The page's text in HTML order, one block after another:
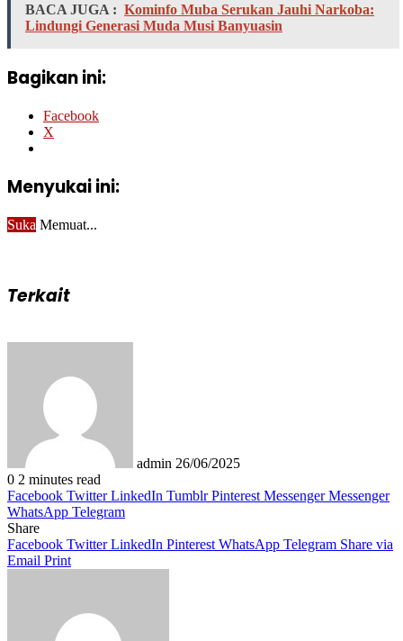
BACA JUGA : Kominfo Muba Serukan Jauhi Narkoba:
Lindungi Generasi Muda Musi Banyuasin
Bagikan ini:
Facebook
X
Menyukai ini:
Suka Memuat...
Terkait
admin 26/06/2025
0 2 minutes read
Facebook Twitter LinkedIn Tumblr Pinterest Messenger Messenger
WhatsApp Telegram
Share
Facebook Twitter LinkedIn Pinterest WhatsApp Telegram Share via
Email Print